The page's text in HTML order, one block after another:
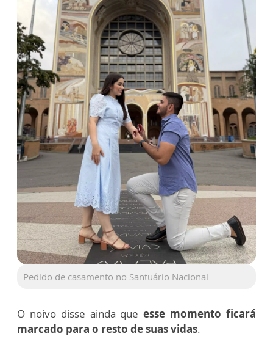
Pedido de casamento no Santuário Nacional
O noivo disse ainda queesse momento ficará
marcado para o resto de suas vidas.